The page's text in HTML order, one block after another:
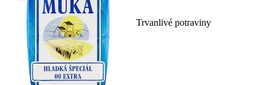
Trvanlivé potraviny